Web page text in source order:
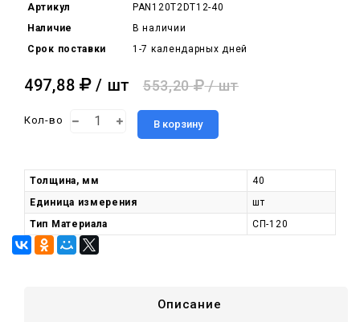
Артикул
PAN120T2DT12-40
Наличие
В наличии
Срок поставки
1-7 календарных дней
497,88 / шт 553,20 / шт
Кол-во В корзину
Толщина, мм
40
Единица измерения
шт
Тип Материала
СП-120
Описание